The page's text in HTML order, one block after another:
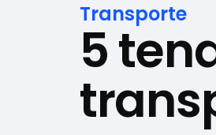
Transporte
5